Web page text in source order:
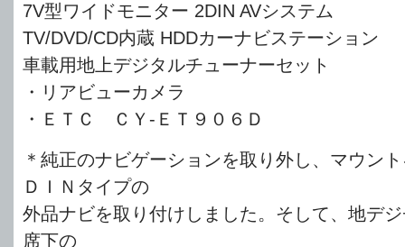
7V型ワイドモニター 2DIN AVシステム
TV/DVD/CD内蔵 HDDカーナビステーション
車載用地上デジタルチューナーセット
・リアビューカメラ
・ＥＴＣ ＣＹ-ＥＴ９０６Ｄ
＊純正のナビゲーションを取り外し、マウン
ＤＩＮタイプの
外品ナビを取り付けしました。そして、地デ
席下の